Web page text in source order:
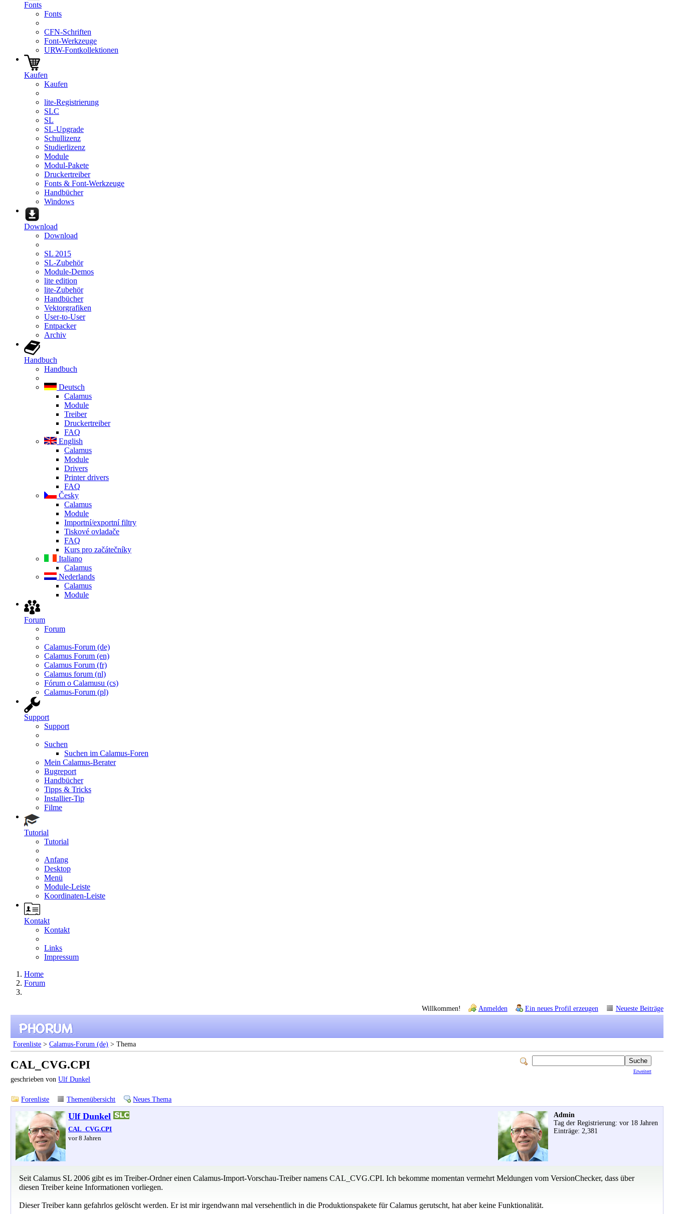
Fonts
Fonts
CFN-Schriften
Font-Werkzeuge
URW-Fontkollektionen
Kaufen
Kaufen
lite-Registrierung
SLC
SL
SL-Upgrade
Schullizenz
Studierlizenz
Module
Modul-Pakete
Druckertreiber
Fonts & Font-Werkzeuge
Handbücher
Windows
Download
Download
SL 2015
SL-Zubehör
Module-Demos
lite edition
lite-Zubehör
Handbücher
Vektorgrafiken
User-to-User
Entpacker
Archiv
Handbuch
Handbuch
Deutsch
Calamus
Module
Treiber
Druckertreiber
FAQ
English
Calamus
Module
Drivers
Printer drivers
FAQ
Česky
Calamus
Module
Importní/exportní filtry
Tiskové ovladače
FAQ
Kurs pro začátečníky
Italiano
Calamus
Nederlands
Calamus
Module
Forum
Forum
Calamus-Forum (de)
Calamus Forum (en)
Calamus Forum (fr)
Calamus forum (nl)
Fórum o Calamusu (cs)
Calamus-Forum (pl)
Support
Support
Suchen
Suchen im Calamus-Foren
Mein Calamus-Berater
Bugreport
Handbücher
Tipps & Tricks
Installier-Tip
Filme
Tutorial
Tutorial
Anfang
Desktop
Menü
Module-Leiste
Koordinaten-Leiste
Kontakt
Kontakt
Links
Impressum
Home
Forum
Willkommen! Anmelden Ein neues Profil erzeugen Neueste Beiträge
Forenliste >Calamus-Forum (de) > Thema
Erweitert
CAL_CVG.CPI
geschrieben vonUlf Dunkel
Forenliste Themenübersicht Neues Thema
Ulf Dunkel
CAL_CVG.CPI
vor 8 Jahren
Admin
Tag der Registrierung: vor 18 Jahren
Einträge: 2,381
Seit Calamus SL 2006 gibt es im Treiber-Ordner einen Calamus-Import-Vorschau-Treiber namens CAL_CVG.CPI. Ich bekomme momentan vermehrt Meldungen vom VersionChecker, dass über
diesen Treiber keine Informationen vorliegen.
Dieser Treiber kann gefahrlos gelöscht werden. Er ist mir irgendwann mal versehentlich in die Produktionspakete für Calamus gerutscht, hat aber keine Funktionalität.